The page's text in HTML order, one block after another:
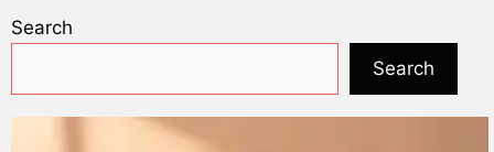
Search
Search